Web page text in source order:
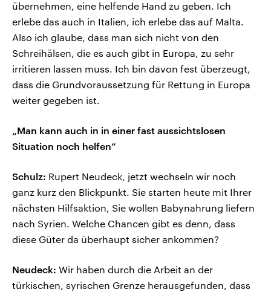
übernehmen, eine helfende Hand zu geben. Ich
erlebe das auch in Italien, ich erlebe das auf Malta.
Also ich glaube, dass man sich nicht von den
Schreihälsen, die es auch gibt in Europa, zu sehr
irritieren lassen muss. Ich bin davon fest überzeugt,
dass die Grundvoraussetzung für Rettung in Europa
weiter gegeben ist.
„Man kann auch in in einer fast aussichtslosen
Situation noch helfen“
Schulz: Rupert Neudeck, jetzt wechseln wir noch
ganz kurz den Blickpunkt. Sie starten heute mit Ihrer
nächsten Hilfsaktion, Sie wollen Babynahrung liefern
nach Syrien. Welche Chancen gibt es denn, dass
diese Güter da überhaupt sicher ankommen?
Neudeck: Wir haben durch die Arbeit an der
türkischen, syrischen Grenze herausgefunden, dass